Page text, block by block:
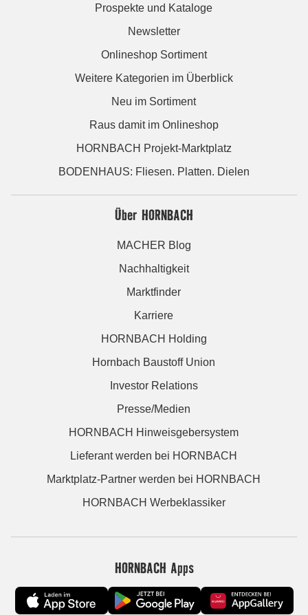
Prospekte und Kataloge
Newsletter
Onlineshop Sortiment
Weitere Kategorien im Überblick
Neu im Sortiment
Raus damit im Onlineshop
HORNBACH Projekt-Marktplatz
BODENHAUS: Fliesen. Platten. Dielen
Über HORNBACH
MACHER Blog
Nachhaltigkeit
Marktfinder
Karriere
HORNBACH Holding
Hornbach Baustoff Union
Investor Relations
Presse/Medien
HORNBACH Hinweisgebersystem
Lieferant werden bei HORNBACH
Marktplatz-Partner werden bei HORNBACH
HORNBACH Werbeklassiker
HORNBACH Apps